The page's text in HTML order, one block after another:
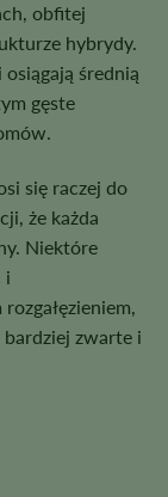
obfitej
hybrydy.
osiągają średnią
gęste
się raczej do
że każda
Niektóre
i
bardziej zwarte i